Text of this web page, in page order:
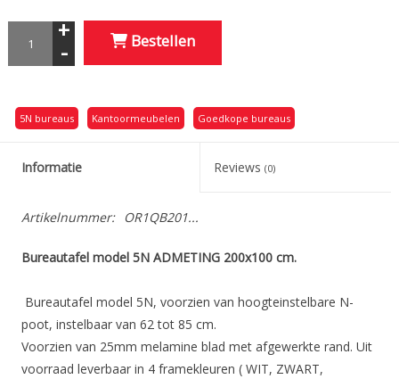
+
- Bestellen
5N bureaus Kantoormeubelen Goedkope bureaus
Informatie Reviews (0)
Artikelnummer: OR1QB201...
Bureautafel model 5N ADMETING 200x100 cm.
Bureautafel model 5N, voorzien van hoogteinstelbare N-
poot, instelbaar van 62 tot 85 cm.
Voorzien van 25mm melamine blad met afgewerkte rand. Uit
voorraad leverbaar in 4 framekleuren ( WIT, ZWART,